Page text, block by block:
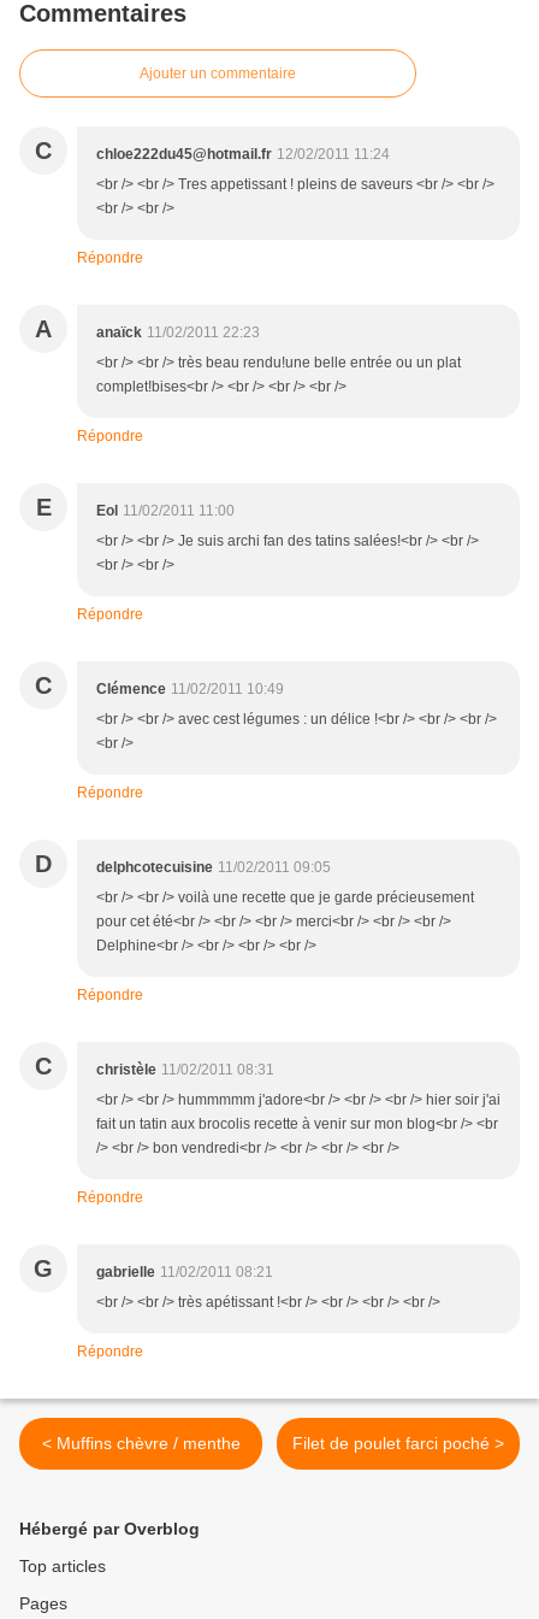
Commentaires
Ajouter un commentaire
C chloe222du45@hotmail.fr 12/02/2011 11:24
<br /> <br /> Tres appetissant ! pleins de saveurs <br /> <br />
<br /> <br />
Répondre
A anaïck 11/02/2011 22:23
<br /> <br /> très beau rendu!une belle entrée ou un plat
complet!bises<br /> <br /> <br /> <br />
Répondre
E Eol 11/02/2011 11:00
<br /> <br /> Je suis archi fan des tatins salées!<br /> <br />
<br /> <br />
Répondre
C Clémence 11/02/2011 10:49
<br /> <br /> avec cest légumes : un délice !<br /> <br /> <br />
<br />
Répondre
D delphcotecuisine 11/02/2011 09:05
<br /> <br /> voilà une recette que je garde précieusement
pour cet été<br /> <br /> <br /> merci<br /> <br /> <br />
Delphine<br /> <br /> <br /> <br />
Répondre
C christèle 11/02/2011 08:31
<br /> <br /> hummmmm j'adore<br /> <br /> <br /> hier soir j'ai
fait un tatin aux brocolis recette à venir sur mon blog<br /> <br
/> <br /> bon vendredi<br /> <br /> <br /> <br />
Répondre
G gabrielle 11/02/2011 08:21
<br /> <br /> très apétissant !<br /> <br /> <br /> <br />
Répondre
< Muffins chèvre / menthe Filet de poulet farci poché >
Hébergé par Overblog
Top articles
Pages